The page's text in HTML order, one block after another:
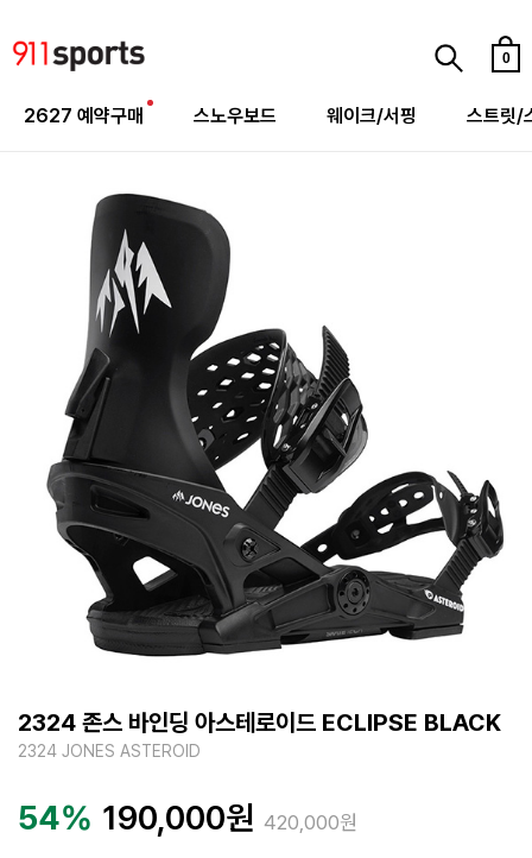
0
2627 예약구매 스노우보드 웨이크/서핑 스트릿/
2324 존스 바인딩 아스테로이드 ECLIPSE BLACK
2324 JONES ASTEROID
54% 190,000원 420,000원